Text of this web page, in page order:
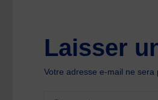
Laisser
Votre adresse e-mail ne sera